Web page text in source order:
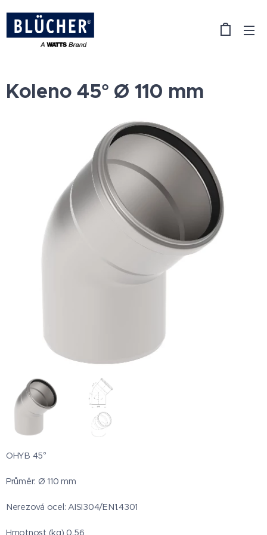
Koleno 45° Ø 110 mm
OHYB 45°
Průměr: Ø 110 mm
Nerezová ocel: AISI304/EN1.4301
Hmotnost (kg) 0,56